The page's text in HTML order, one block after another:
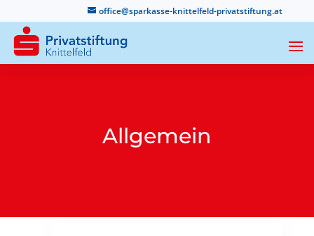
office@sparkasse-knittelfeld-privatstiftung.at
Allgemein